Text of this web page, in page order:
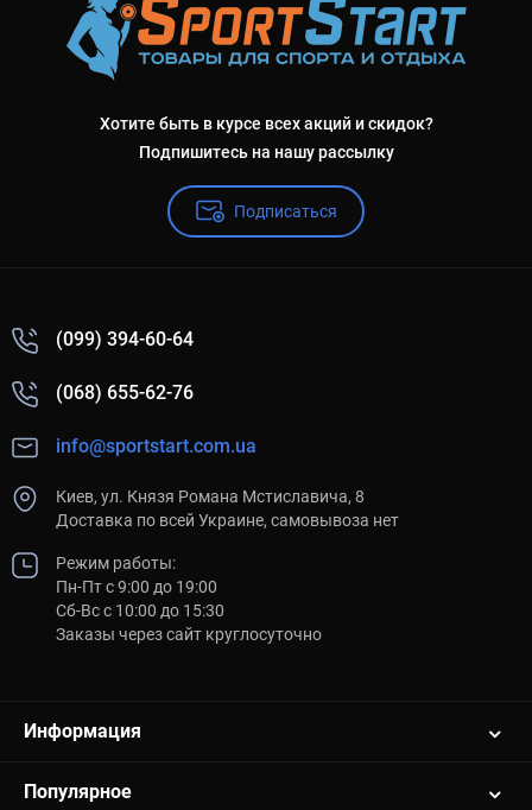
Хотите быть в курсе всех акций и скидок?
Подпишитесь на нашу рассылку
Подписаться
(099) 394-60-64
(068) 655-62-76
info@sportstart.com.ua
Киев, ул. Князя Романа Мстиславича, 8
Доставка по всей Украине, самовывоза нет
Режим работы:
Пн-Пт с 9:00 до 19:00
Сб-Вс с 10:00 до 15:30
Заказы через сайт круглосуточно
Информация
Популярное